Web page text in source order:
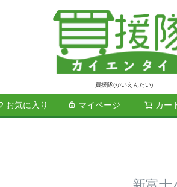
買援隊(かいえんたい)
お気に入り マイページ カー